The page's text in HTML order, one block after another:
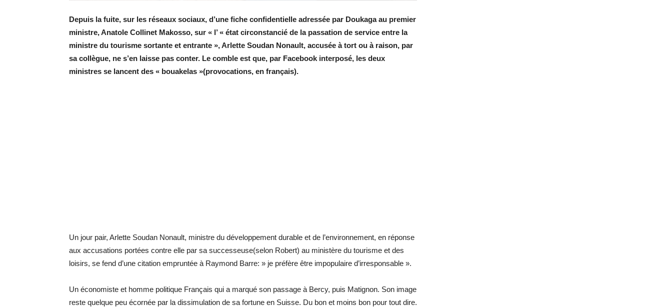
Depuis la fuite, sur les réseaux sociaux, d’une fiche confidentielle adressée par Doukaga au premier
ministre, Anatole Collinet Makosso, sur « l’ « état circonstancié de la passation de service entre la
ministre du tourisme sortante et entrante », Arlette Soudan Nonault, accusée à tort ou à raison, par
sa collègue, ne s’en laisse pas conter. Le comble est que, par Facebook interposé, les deux
ministres se lancent des « bouakelas »(provocations, en français).
Un jour pair, Arlette Soudan Nonault, ministre du développement durable et de l’environnement, en réponse
aux accusations portées contre elle par sa successeuse(selon Robert) au ministère du tourisme et des
loisirs, se fend d’une citation empruntée à Raymond Barre: » je préfère être impopulaire d’irresponsable ».
Un économiste et homme politique Français qui a marqué son passage à Bercy, puis Matignon. Son image
reste quelque peu écornée par la dissimulation de sa fortune en Suisse. Du bon et moins bon pour tout dire.